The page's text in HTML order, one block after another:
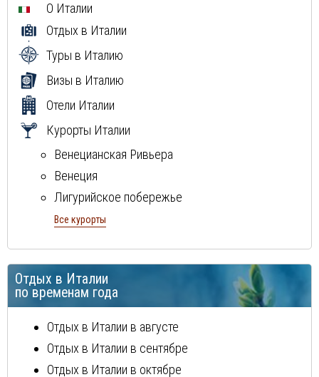
Маврикий
О Италии
Отдых в Италии
Туры в Италию
Визы в Италию
Отели Италии
Курорты Италии
Венецианская Ривьера
Венеция
Лигурийское побережье
Милан
остров Сардиния
остров Сицилия
Рим
Тосканcкая ривьера
Флоренция
Эмилия Романия
Все курорты
Отдых в Италии
по временам года
Отдых в Италии в августе
Отдых в Италии в сентябре
Отдых в Италии в октябре